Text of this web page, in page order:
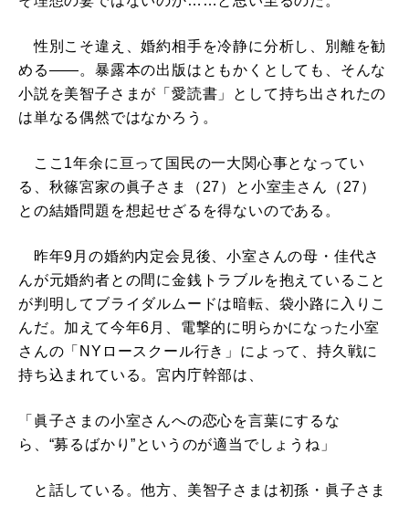
性別こそ違え、婚約相手を冷静に分析し、別離を勧
める――。暴露本の出版はともかくとしても、そんな
小説を美智子さまが「愛読書」として持ち出されたの
は単なる偶然ではなかろう。
ここ1年余に亘って国民の一大関心事となってい
る、秋篠宮家の眞子さま（27）と小室圭さん（27）
との結婚問題を想起せざるを得ないのである。
昨年9月の婚約内定会見後、小室さんの母・佳代さ
んが元婚約者との間に金銭トラブルを抱えていること
が判明してブライダルムードは暗転、袋小路に入りこ
んだ。加えて今年6月、電撃的に明らかになった小室
さんの「NYロースクール行き」によって、持久戦に
持ち込まれている。宮内庁幹部は、
「眞子さまの小室さんへの恋心を言葉にするな
ら、“募るばかり”というのが適当でしょうね」
と話している。他方、美智子さまは初孫・眞子さま